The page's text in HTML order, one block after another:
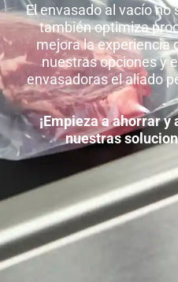
El envasado al vacío
también optimiza
mejora la experiencia
nuestras opciones y
envasadoras el aliado
¡Empieza a ahorrar
nuestras